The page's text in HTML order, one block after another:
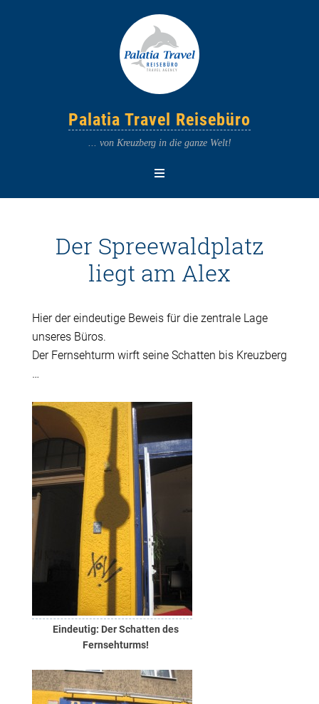
Palatia Travel Reisebüro
... von Kreuzberg in die ganze Welt!
Der Spreewaldplatz
liegt am Alex
Hier der eindeutige Beweis für die zentrale Lage
unseres Büros.
Der Fernsehturm wirft seine Schatten bis Kreuzberg
…
Eindeutig: Der Schatten des
Fernsehturms!